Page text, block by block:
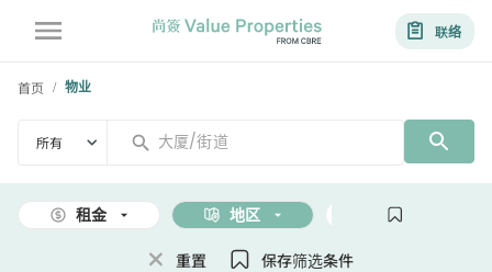
联络
首页 / 物业
所有
租金 地区 面积
重置 保存筛选条件